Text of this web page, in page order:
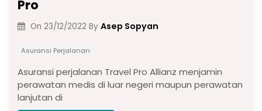
Pro
On 23/12/2022 By Asep Sopyan
Asuransi Perjalanan
Asuransi perjalanan Travel Pro Allianz menjamin
perawatan medis di luar negeri maupun perawatan
lanjutan di